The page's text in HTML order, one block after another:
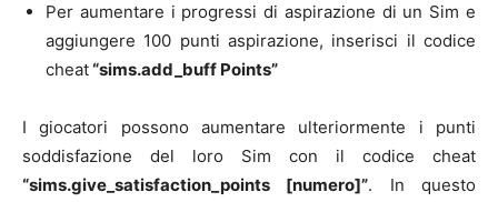
Per aumentare i progressi di aspirazione di un Sim e
aggiungere 100 punti aspirazione, inserisci il codice
cheat“sims.add_buff Points”
I giocatori possono aumentare ulteriormente i punti
soddisfazione del loro Sim con il codice cheat
“sims.give_satisfaction_points [numero]”. In questo